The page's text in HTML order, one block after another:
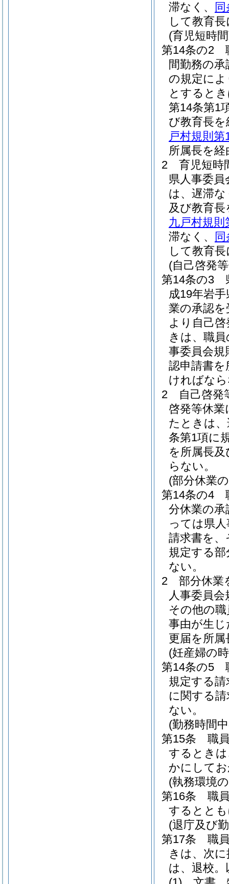
滞なく、
して教育
(育児短時
第14条の2
間勤務の
の規定に
とすると
第14条第1
び教育長
戸村規則
所属長を
2
育児短時
県人事委
は、遅滞
及び教育
九戸村規則
滞なく、
して教育
(自己啓発
第14条の3
成19年岩
業の承認
より自己
きは、職
事委員会規
認申請書
ければな
2
自己啓発
啓発等休
たときは
条第1項に
を所属長
らない。
(部分休業
第14条の4
分休業の
っては県
請求書を
規定する
ない。
2
部分休業
人事委員
その他の
事由が生
更届を所
(妊産婦の
第14条の5
規定する
に関する請
ない。
(勤務時間
第15条
職
するとき
かにして
(執務環境
第16条
職
するとと
(退庁及び
第17条
職
きは、次
は、退校